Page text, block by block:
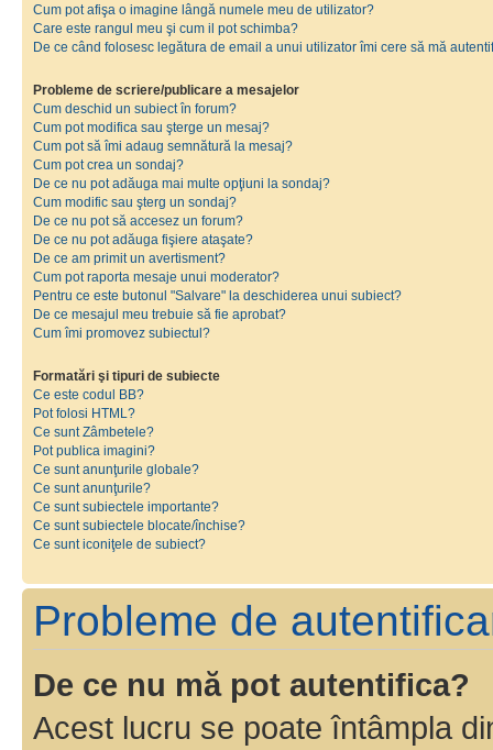
Cum pot afişa o imagine lângă numele meu de utilizator?
Care este rangul meu şi cum il pot schimba?
De ce când folosesc legătura de email a unui utilizator îmi cere să mă
Probleme de scriere/publicare a mesajelor
Cum deschid un subiect în forum?
Cum pot modifica sau şterge un mesaj?
Cum pot să îmi adaug semnătură la mesaj?
Cum pot crea un sondaj?
De ce nu pot adăuga mai multe opţiuni la sondaj?
Cum modific sau şterg un sondaj?
De ce nu pot să accesez un forum?
De ce nu pot adăuga fişiere ataşate?
De ce am primit un avertisment?
Cum pot raporta mesaje unui moderator?
Pentru ce este butonul "Salvare" la deschiderea unui subiect?
De ce mesajul meu trebuie să fie aprobat?
Cum îmi promovez subiectul?
Formatări şi tipuri de subiecte
Ce este codul BB?
Pot folosi HTML?
Ce sunt Zâmbetele?
Pot publica imagini?
Ce sunt anunţurile globale?
Ce sunt anunţurile?
Ce sunt subiectele importante?
Ce sunt subiectele blocate/închise?
Ce sunt iconiţele de subiect?
Probleme de
De ce nu mă pot autentifica?
Acest lucru se poate întâmpla